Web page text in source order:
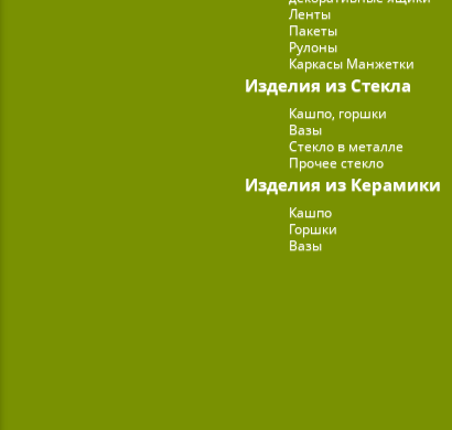
Ленты
Пакеты
Рулоны
Каркасы Манжетки
Изделия из Стекла
Кашпо, горшки
Вазы
Стекло в металле
Прочее стекло
Изделия из Керамики
Кашпо
Горшки
Вазы